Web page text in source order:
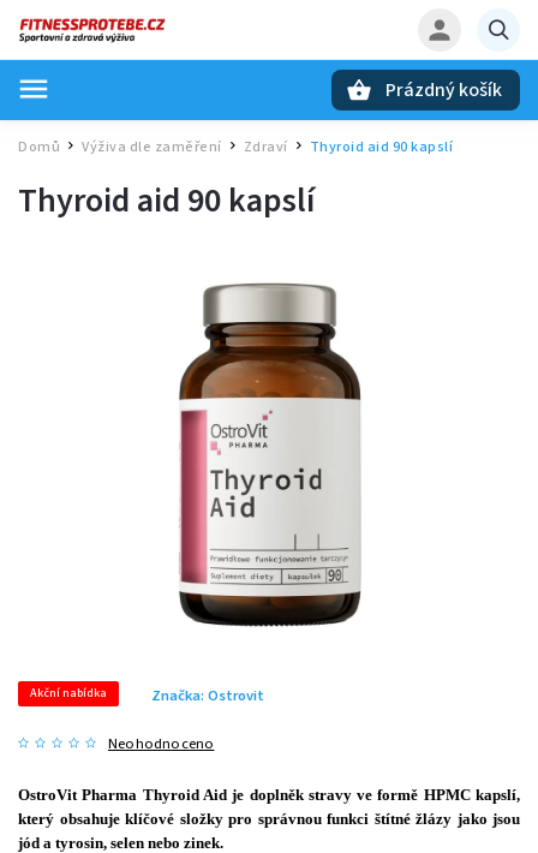
Prázdný košík
Domů / Výživa dle zaměření Zdraví Thyroid aid 90 kapslí
Thyroid aid 90 kapslí
Akční nabídka
Neohodnoceno
Značka: Ostrovit
OstroVit Pharma Thyroid Aid je doplněk stravy ve formě HPMC kapslí,
který obsahuje klíčové složky pro správnou funkci štítné žlázy jako jsou
jód a tyrosin, selen nebo zinek.